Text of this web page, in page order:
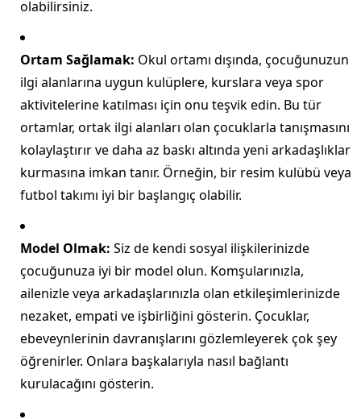
olabilirsiniz.
Ortam Sağlamak: Okul ortamı dışında, çocuğunuzun
ilgi alanlarına uygun kulüplere, kurslara veya spor
aktivitelerine katılması için onu teşvik edin. Bu tür
ortamlar, ortak ilgi alanları olan çocuklarla tanışmasını
kolaylaştırır ve daha az baskı altında yeni arkadaşlıklar
kurmasına imkan tanır. Örneğin, bir resim kulübü veya
futbol takımı iyi bir başlangıç olabilir.
Model Olmak: Siz de kendi sosyal ilişkilerinizde
çocuğunuza iyi bir model olun. Komşularınızla,
ailenizle veya arkadaşlarınızla olan etkileşimlerinizde
nezaket, empati ve işbirliğini gösterin. Çocuklar,
ebeveynlerinin davranışlarını gözlemleyerek çok şey
öğrenirler. Onlara başkalarıyla nasıl bağlantı
kurulacağını gösterin.